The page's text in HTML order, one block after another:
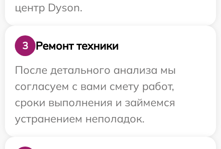
центр Dyson.
3
Ремонт техники
После детального анализа мы
согласуем с вами смету работ,
сроки выполнения и займемся
устранением неполадок.